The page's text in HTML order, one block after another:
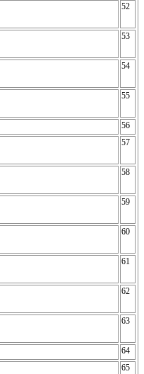
52
53
54
55
56
57
58
59
60
61
62
63
64
65